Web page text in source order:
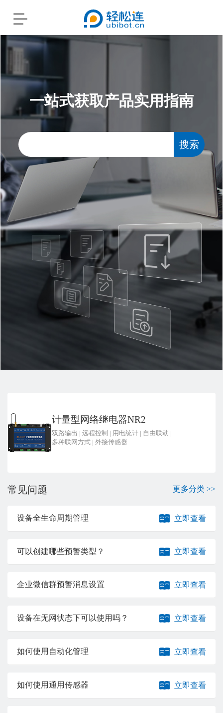
Toggle
一站式获取产品实用指南
搜索
计量型网络继电器NR2
双路输出 | 远程控制 | 用电统计 | 自由联动 |
多种联网方式 | 外接传感器
常见问题 更多分类 >>
设备全生命周期管理 立即查看
可以创建哪些预警类型？ 立即查看
企业微信群预警消息设置 立即查看
设备在无网状态下可以使用吗？ 立即查看
如何使用自动化管理 立即查看
如何使用通用传感器 立即查看